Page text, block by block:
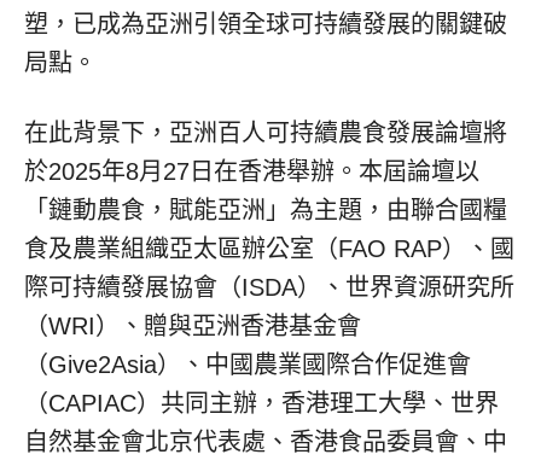
塑，已成為亞洲引領全球可持續發展的關鍵破
局點。
在此背景下，亞洲百人可持續農食發展論壇將
於2025年8月27日在香港舉辦。本屆論壇以
「鏈動農食，賦能亞洲」為主題，由聯合國糧
食及農業組織亞太區辦公室（FAO RAP）、國
際可持續發展協會（ISDA）、世界資源研究所
（WRI）、贈與亞洲香港基金會
（Give2Asia）、中國農業國際合作促進會
（CAPIAC）共同主辦，香港理工大學、世界
自然基金會北京代表處、香港食品委員會、中